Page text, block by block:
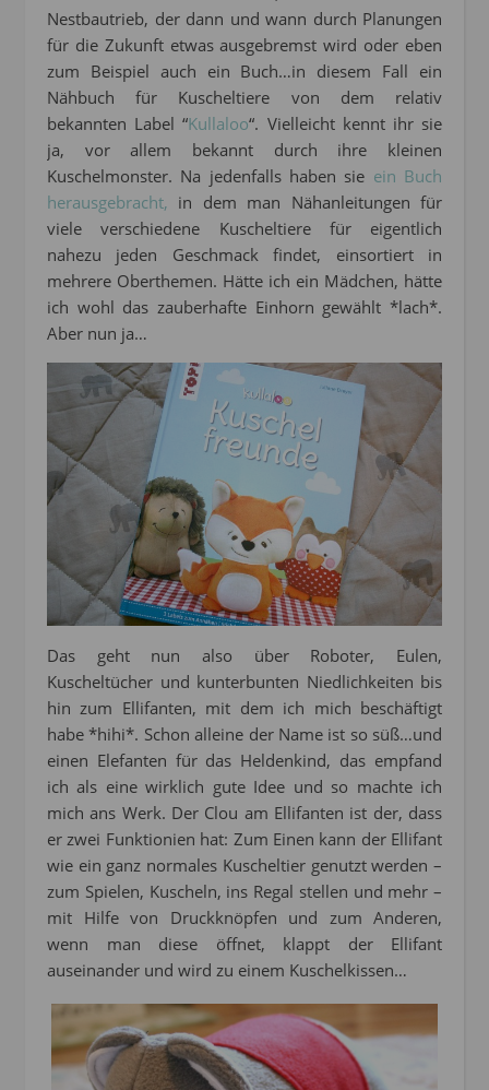
Nestbautrieb, der dann und wann durch Planungen
für die Zukunft etwas ausgebremst wird oder eben
zum Beispiel auch ein Buch…in diesem Fall ein
Nähbuch für Kuscheltiere von dem relativ
bekannten Label “Kullaloo“. Vielleicht kennt ihr sie
ja, vor allem bekannt durch ihre kleinen
Kuschelmonster. Na jedenfalls haben sie ein Buch
herausgebracht, in dem man Nähanleitungen für
viele verschiedene Kuscheltiere für eigentlich
nahezu jeden Geschmack findet, einsortiert in
mehrere Oberthemen. Hätte ich ein Mädchen, hätte
ich wohl das zauberhafte Einhorn gewählt *lach*.
Aber nun ja…
Das geht nun also über Roboter, Eulen,
Kuscheltücher und kunterbunten Niedlichkeiten bis
hin zum Ellifanten, mit dem ich mich beschäftigt
habe *hihi*. Schon alleine der Name ist so süß…und
einen Elefanten für das Heldenkind, das empfand
ich als eine wirklich gute Idee und so machte ich
mich ans Werk. Der Clou am Ellifanten ist der, dass
er zwei Funktionien hat: Zum Einen kann der Ellifant
wie ein ganz normales Kuscheltier genutzt werden –
zum Spielen, Kuscheln, ins Regal stellen und mehr –
mit Hilfe von Druckknöpfen und zum Anderen,
wenn man diese öffnet, klappt der Ellifant
auseinander und wird zu einem Kuschelkissen…